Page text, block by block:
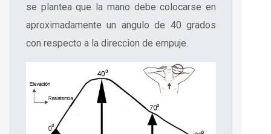
se plantea que la mano debe colocarse en
aproximadamente un angulo de 40 grados
con respecto a la direccion de empuje.